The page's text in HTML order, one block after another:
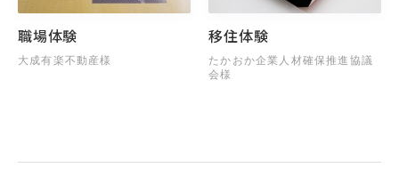
職場体験
大成有楽不動産様
移住体験
たかおか企業人材確保推進協議
会様